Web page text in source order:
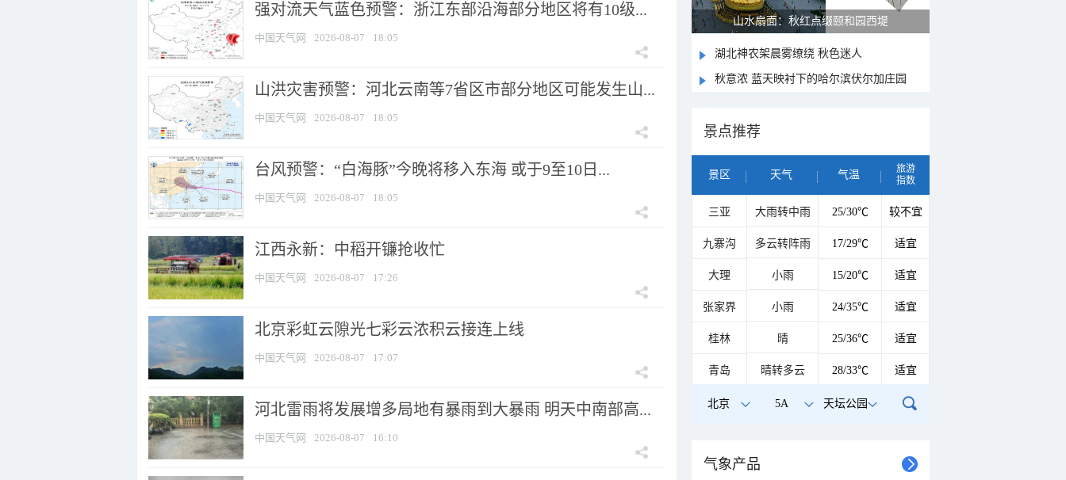
强对流天气蓝色预警：浙江东部沿海部分地区将有10级...
中国天气网 2026-08-07 18:05
山洪灾害预警：河北云南等7省区市部分地区可能发生山...
中国天气网 2026-08-07 18:05
台风预警：“白海豚”今晚将移入东海 或于9至10日...
中国天气网 2026-08-07 18:05
江西永新：中稻开镰抢收忙
中国天气网 2026-08-07 17:26
北京彩虹云隙光七彩云浓积云接连上线
中国天气网 2026-08-07 17:07
河北雷雨将发展增多局地有暴雨到大暴雨 明天中南部高...
中国天气网 2026-08-07 16:10
山水扇面：秋红点缀颐和园西堤
湖北神农架晨雾缭绕 秋色迷人
秋意浓 蓝天映衬下的哈尔滨伏尔加庄园
景点推荐
景区 天气 气温
旅游
指数
三亚 大雨转中雨 25/30℃ 较不宜
九寨沟 多云转阵雨 17/29℃ 适宜
大理 小雨 15/20℃ 适宜
张家界 小雨 24/35℃ 适宜
桂林 晴 25/36℃ 适宜
青岛 晴转多云 28/33℃ 适宜
北京 5A 天坛公园
气象产品